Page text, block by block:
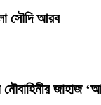
সৌদি আরব
নৌবাহিনীর জাহাজ